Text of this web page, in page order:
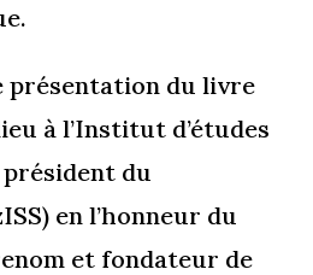
présentation du livre
à l’Institut d’études
du
en l’honneur du
et fondateur de